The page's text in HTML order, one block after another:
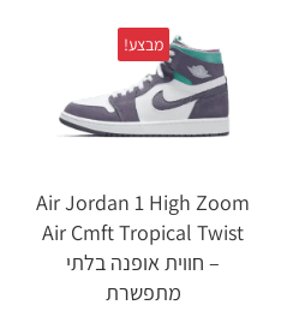
מבצע!
Air Jordan 1 High Zoom
Air Cmft Tropical Twist
– חווית אופנה בלתי
מתפשרת